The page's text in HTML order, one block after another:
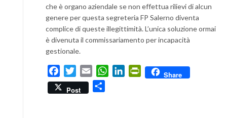
che è organo aziendale se non effettua rilievi di alcun
genere per questa segreteria FP Salerno diventa
complice di queste illegittimità. L’unica soluzione ormai
è divenuta il commissariamento per incapacità
gestionale.
FacebookTwitterEmail WhatsApp
LinkedInPrintFriendly
Share
Post